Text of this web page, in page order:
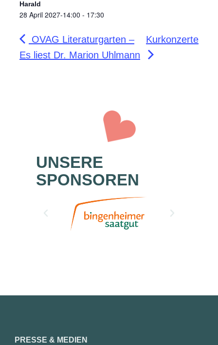
Harald
28 April 2027-14:00 - 17:30
OVAG Literaturgarten –
Es liest Dr. Marion Uhlmann
Kurkonzerte
UNSERE
SPONSOREN
PRESSE & MEDIEN